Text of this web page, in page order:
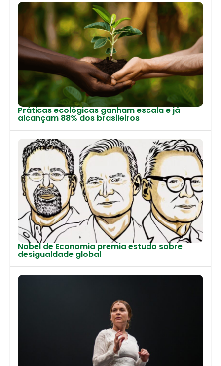
Práticas ecológicas ganham escala e já
alcançam 88% dos brasileiros
Nobel de Economia premia estudo sobre
desigualdade global